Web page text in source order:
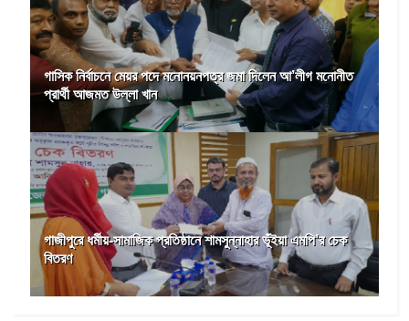
গাসিক নির্বাচনে মেয়র পদে মনোনয়নপত্র জমা দিলেন আ’লীগ মনোনীত
প্রার্থী আজমত উল্লা খান
গাজীপুরে ধর্মীয়-সামাজিক প্রতিষ্ঠানে শামসুন্নাহার ভূঁইয়া এমপি’র চেক
বিতরণ